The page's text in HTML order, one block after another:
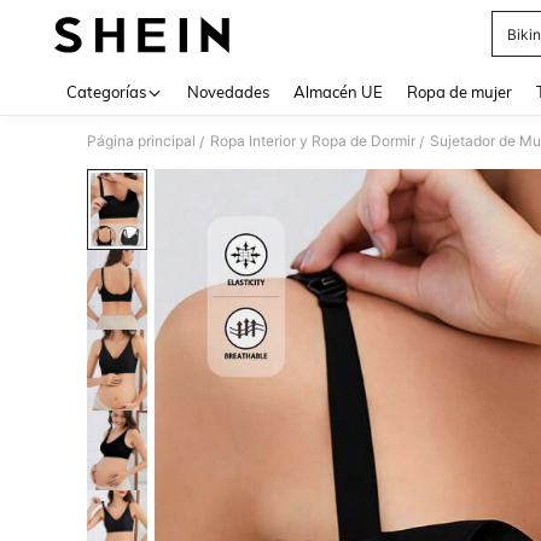
Categorías Novedades Almacén UE Ropa de mujer
Página principal / Ropa Interior y Ropa de Dormir / Sujetador de